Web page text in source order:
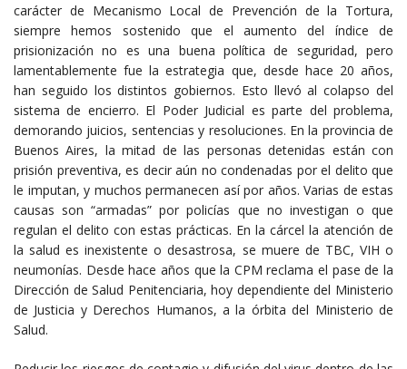
carácter de Mecanismo Local de Prevención de la Tortura,
siempre hemos sostenido que el aumento del índice de
prisionización no es una buena política de seguridad, pero
lamentablemente fue la estrategia que, desde hace 20 años,
han seguido los distintos gobiernos. Esto llevó al colapso del
sistema de encierro. El Poder Judicial es parte del problema,
demorando juicios, sentencias y resoluciones. En la provincia de
Buenos Aires, la mitad de las personas detenidas están con
prisión preventiva, es decir aún no condenadas por el delito que
le imputan, y muchos permanecen así por años. Varias de estas
causas son “armadas” por policías que no investigan o que
regulan el delito con estas prácticas. En la cárcel la atención de
la salud es inexistente o desastrosa, se muere de TBC, VIH o
neumonías. Desde hace años que la CPM reclama el pase de la
Dirección de Salud Penitenciaria, hoy dependiente del Ministerio
de Justicia y Derechos Humanos, a la órbita del Ministerio de
Salud.